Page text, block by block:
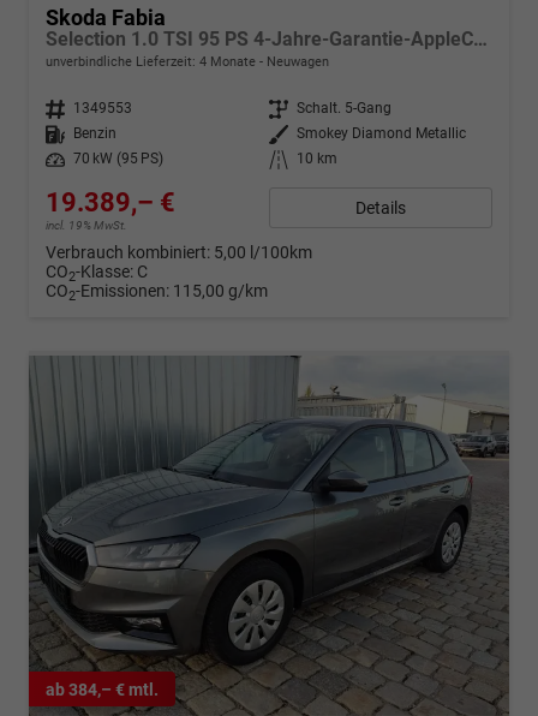
Skoda Fabia
Selection 1.0 TSI 95 PS 4-Jahre-Garantie-AppleCarPlay-AndroidAuto-LED-PDC-Sitzheizung-DAB-Klima
unverbindliche Lieferzeit: 4 Monate Neuwagen
Fahrzeugnr. 1349553 Getriebe Schalt. 5-Gang
Kraftstoff
Benzin Außenfarbe Smokey Diamond Metallic
Leistung
70 kW (95 PS) Kilometerstand 10 km
19.389,– €
incl. 19% MwSt.
Details
Verbrauch kombiniert: 5,00 l/100km
CO2-Klasse: C
CO2-Emissionen: 115,00 g/km
ab 384,– € mtl.